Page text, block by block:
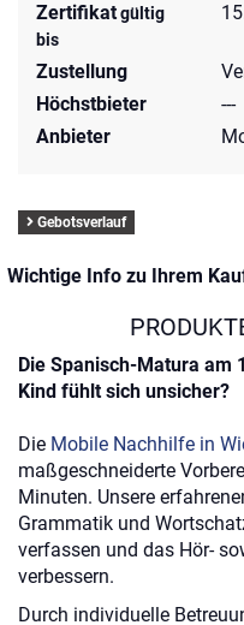
Zertifikatgültig
bis
Zustellung
Höchstbieter
---
Anbieter
Gebotsverlauf
Wichtige Info zu Ihrem
Die Spanisch-Matura am
Kind fühlt sich unsicher?
Die Mobile Nachhilfe in
maßgeschneiderte
Minuten. Unsere
Grammatik und
verfassen und das Hör-
verbessern.
Durch individuelle